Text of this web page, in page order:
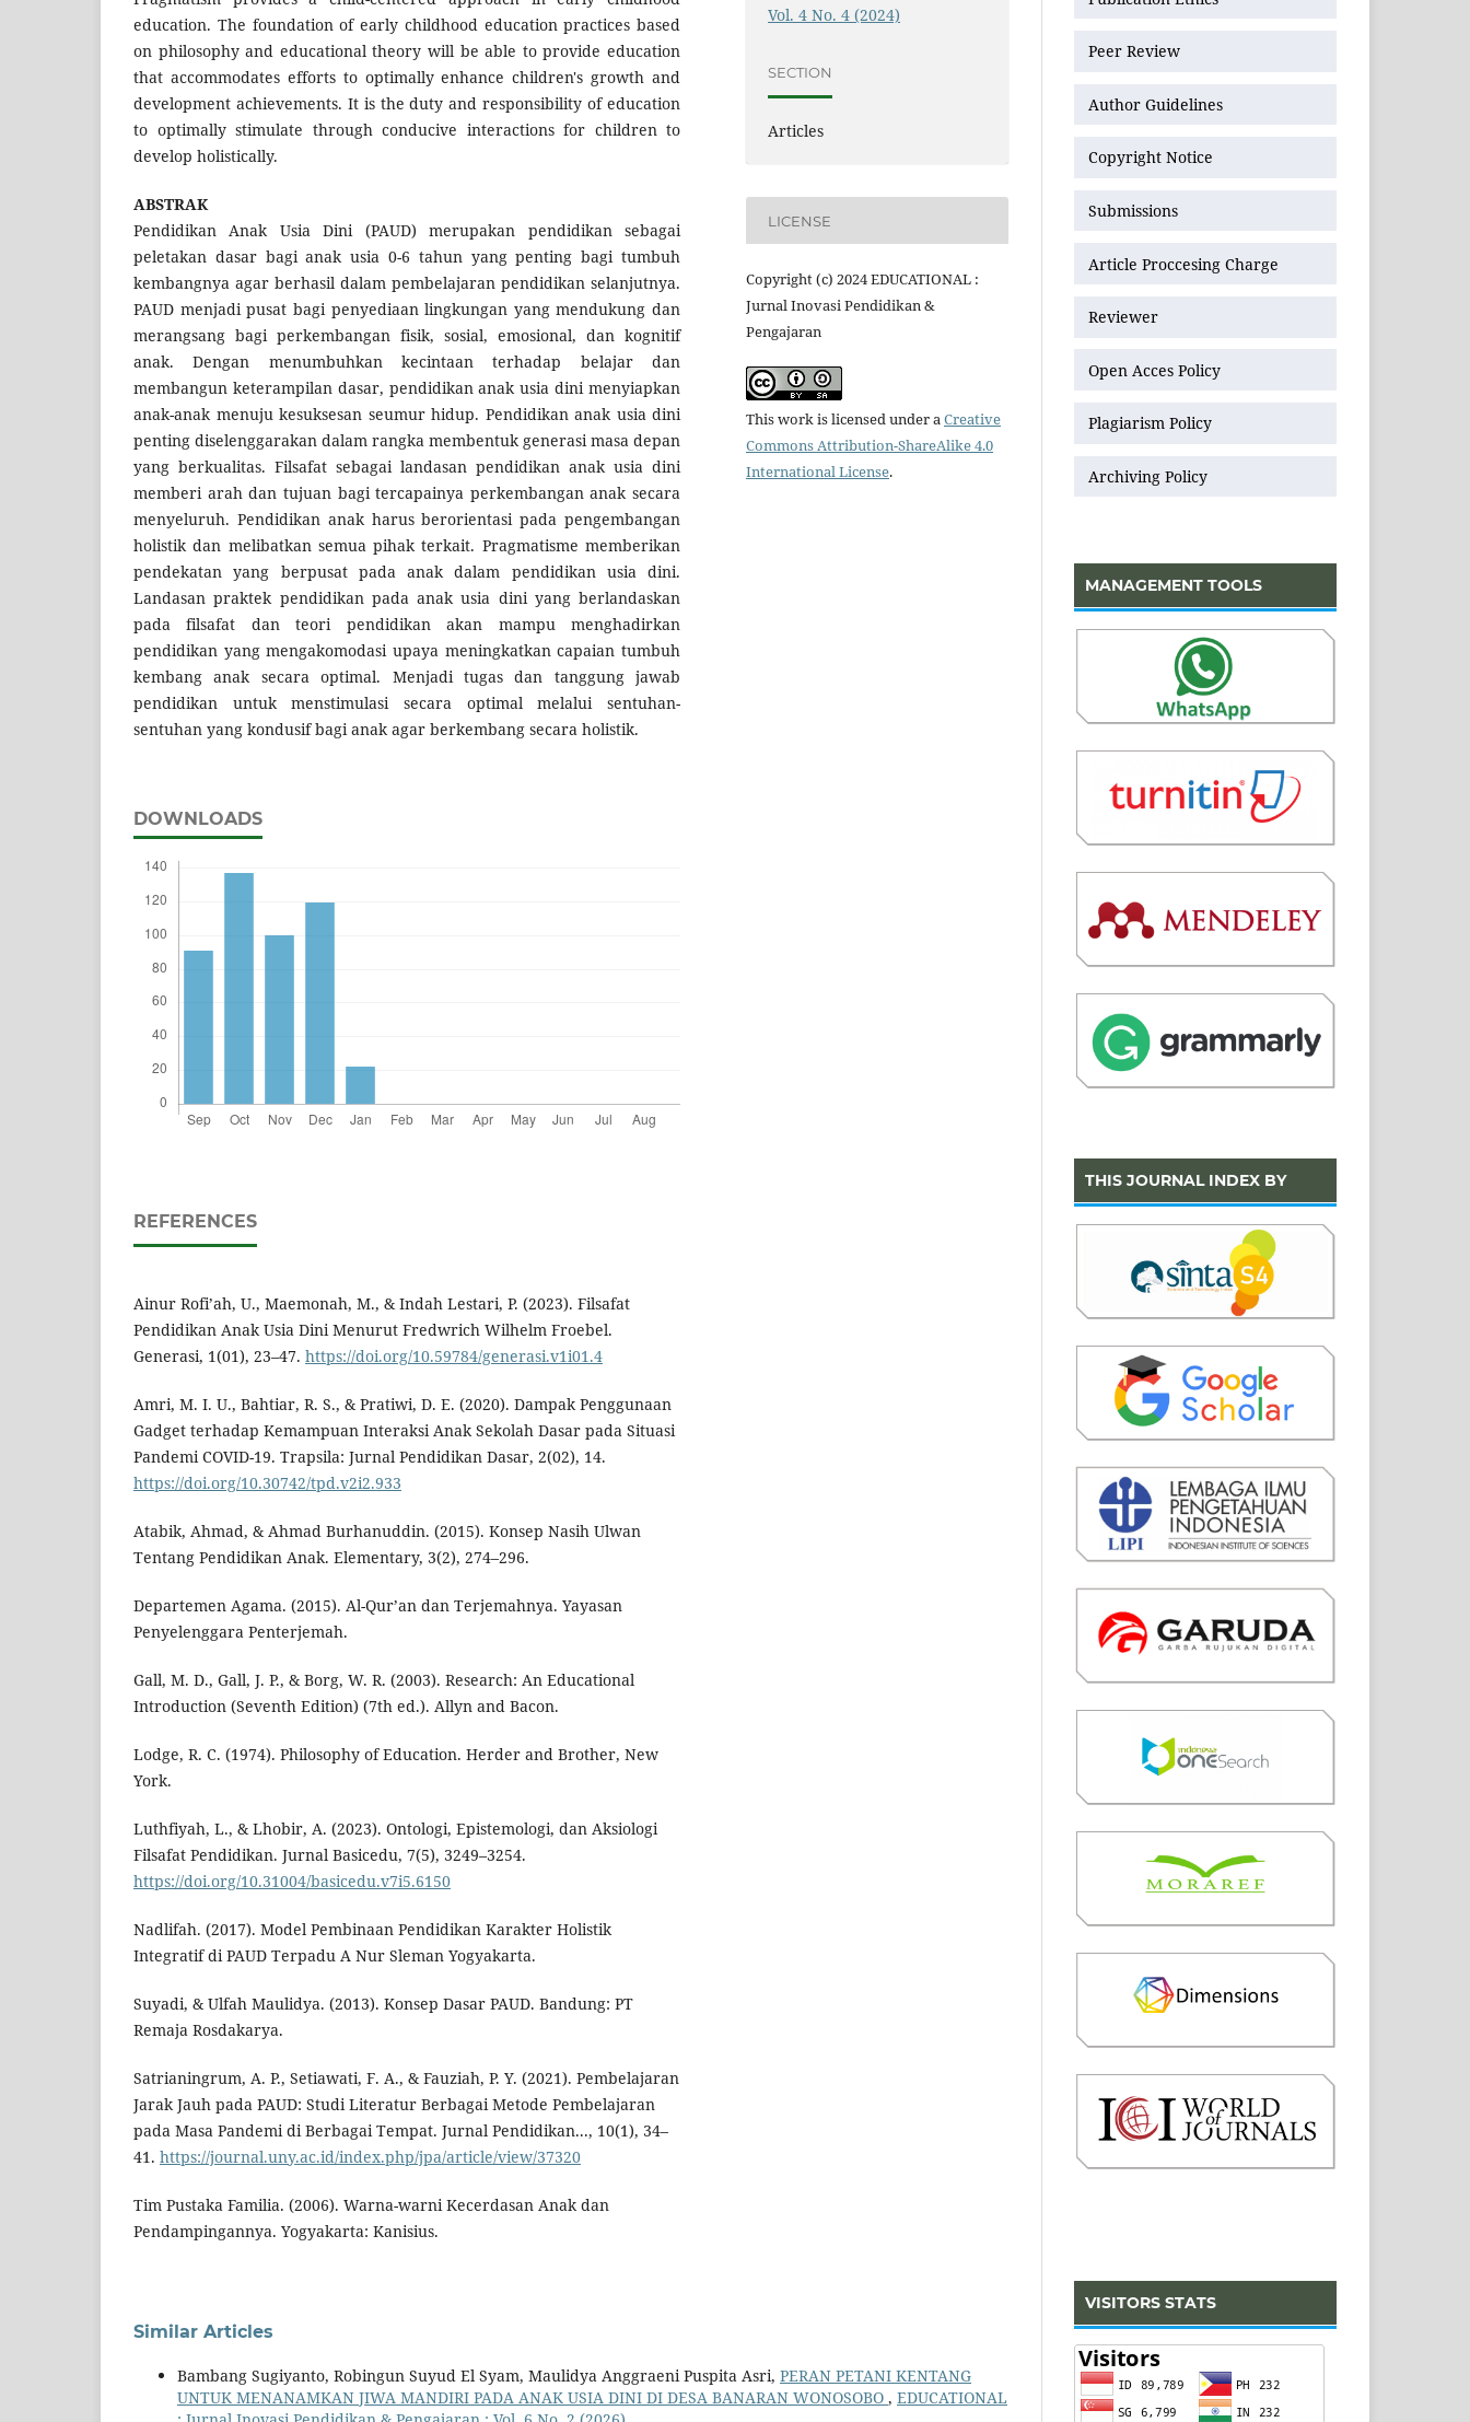
education. The foundation of early childhood education practices based
on philosophy and educational theory will be able to provide education
that accommodates efforts to optimally enhance children's growth and
development achievements. It is the duty and responsibility of education
to optimally stimulate through conducive interactions for children to
develop holistically.
ABSTRAK
Pendidikan Anak Usia Dini (PAUD) merupakan pendidikan sebagai
peletakan dasar bagi anak usia 0-6 tahun yang penting bagi tumbuh
kembangnya agar berhasil dalam pembelajaran pendidikan selanjutnya.
PAUD menjadi pusat bagi penyediaan lingkungan yang mendukung dan
merangsang bagi perkembangan fisik, sosial, emosional, dan kognitif
anak. Dengan menumbuhkan kecintaan terhadap belajar dan
membangun keterampilan dasar, pendidikan anak usia dini menyiapkan
anak-anak menuju kesuksesan seumur hidup. Pendidikan anak usia dini
penting diselenggarakan dalam rangka membentuk generasi masa depan
yang berkualitas. Filsafat sebagai landasan pendidikan anak usia dini
memberi arah dan tujuan bagi tercapainya perkembangan anak secara
menyeluruh. Pendidikan anak harus berorientasi pada pengembangan
holistik dan melibatkan semua pihak terkait. Pragmatisme memberikan
pendekatan yang berpusat pada anak dalam pendidikan usia dini.
Landasan praktek pendidikan pada anak usia dini yang berlandaskan
pada filsafat dan teori pendidikan akan mampu menghadirkan
pendidikan yang mengakomodasi upaya meningkatkan capaian tumbuh
kembang anak secara optimal. Menjadi tugas dan tanggung jawab
pendidikan untuk menstimulasi secara optimal melalui sentuhan-
sentuhan yang kondusif bagi anak agar berkembang secara holistik.
DOWNLOADS
REFERENCES
Ainur Rofi’ah, U., Maemonah, M., & Indah Lestari, P. (2023). Filsafat
Pendidikan Anak Usia Dini Menurut Fredwrich Wilhelm Froebel.
Generasi, 1(01), 23–47. https://doi.org/10.59784/generasi.v1i01.4
Amri, M. I. U., Bahtiar, R. S., & Pratiwi, D. E. (2020). Dampak Penggunaan
Gadget terhadap Kemampuan Interaksi Anak Sekolah Dasar pada Situasi
Pandemi COVID-19. Trapsila: Jurnal Pendidikan Dasar, 2(02), 14.
https://doi.org/10.30742/tpd.v2i2.933
Atabik, Ahmad, & Ahmad Burhanuddin. (2015). Konsep Nasih Ulwan
Tentang Pendidikan Anak. Elementary, 3(2), 274–296.
Departemen Agama. (2015). Al-Qur’an dan Terjemahnya. Yayasan
Penyelenggara Penterjemah.
Gall, M. D., Gall, J. P., & Borg, W. R. (2003). Research: An Educational
Introduction (Seventh Edition) (7th ed.). Allyn and Bacon.
Lodge, R. C. (1974). Philosophy of Education. Herder and Brother, New
York.
Luthfiyah, L., & Lhobir, A. (2023). Ontologi, Epistemologi, dan Aksiologi
Filsafat Pendidikan. Jurnal Basicedu, 7(5), 3249–3254.
https://doi.org/10.31004/basicedu.v7i5.6150
Nadlifah. (2017). Model Pembinaan Pendidikan Karakter Holistik
Integratif di PAUD Terpadu A Nur Sleman Yogyakarta.
Suyadi, & Ulfah Maulidya. (2013). Konsep Dasar PAUD. Bandung: PT
Remaja Rosdakarya.
Satrianingrum, A. P., Setiawati, F. A., & Fauziah, P. Y. (2021). Pembelajaran
Jarak Jauh pada PAUD: Studi Literatur Berbagai Metode Pembelajaran
pada Masa Pandemi di Berbagai Tempat. Jurnal Pendidikan..., 10(1), 34–
41. https://journal.uny.ac.id/index.php/jpa/article/view/37320
Tim Pustaka Familia. (2006). Warna-warni Kecerdasan Anak dan
Pendampingannya. Yogyakarta: Kanisius.
Vol. 4 No. 4 (2024)
SECTION
Articles
LICENSE
Copyright (c) 2024 EDUCATIONAL :
Jurnal Inovasi Pendidikan &
Pengajaran
This work is licensed under aCreative
Commons Attribution-ShareAlike 4.0
International License.
Similar Articles
Bambang Sugiyanto, Robingun Suyud El Syam, Maulidya Anggraeni Puspita Asri, PERAN PETANI KENTANG
UNTUK MENANAMKAN JIWA MANDIRI PADA ANAK USIA DINI DI DESA BANARAN WONOSOBO , EDUCATIONAL
Peer Review
Author Guidelines
Copyright Notice
Submissions
Article Proccesing Charge
Reviewer
Open Acces Policy
Plagiarism Policy
Archiving Policy
MANAGEMENT TOOLS
THIS JOURNAL INDEX BY
VISITORS STATS